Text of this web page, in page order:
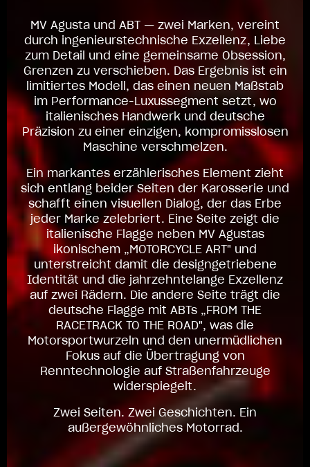
MV Agusta und ABT — zwei Marken, vereint
durch ingenieurstechnische Exzellenz, Liebe
zum Detail und eine gemeinsame Obsession,
Grenzen zu verschieben. Das Ergebnis ist ein
limitiertes Modell, das einen neuen Maßstab
im Performance-Luxussegment setzt, wo
italienisches Handwerk und deutsche
Präzision zu einer einzigen, kompromisslosen
Maschine verschmelzen.
Ein markantes erzählerisches Element zieht
sich entlang beider Seiten der Karosserie und
schafft einen visuellen Dialog, der das Erbe
jeder Marke zelebriert. Eine Seite zeigt die
italienische Flagge neben MV Agustas
ikonischem „MOTORCYCLE ART" und
unterstreicht damit die designgetriebene
Identität und die jahrzehntelange Exzellenz
auf zwei Rädern. Die andere Seite trägt die
deutsche Flagge mit ABTs „FROM THE
RACETRACK TO THE ROAD", was die
Motorsportwurzeln und den unermüdlichen
Fokus auf die Übertragung von
Renntechnologie auf Straßenfahrzeuge
widerspiegelt.
Zwei Seiten. Zwei Geschichten. Ein
außergewöhnliches Motorrad.